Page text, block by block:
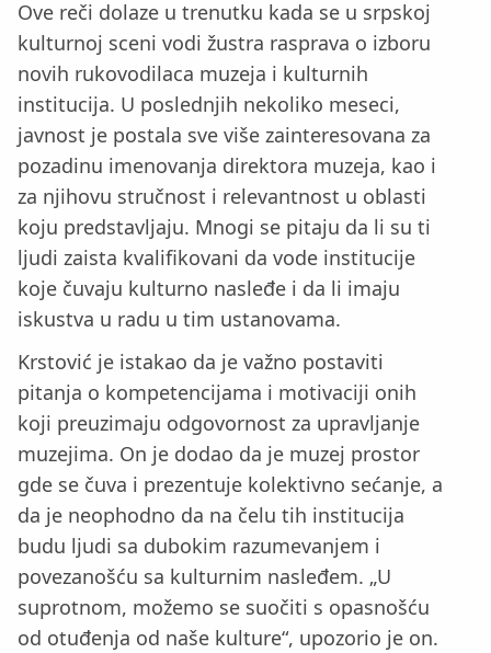
Ove reči dolaze u trenutku kada se u srpskoj
kulturnoj sceni vodi žustra rasprava o izboru
novih rukovodilaca muzeja i kulturnih
institucija. U poslednjih nekoliko meseci,
javnost je postala sve više zainteresovana za
pozadinu imenovanja direktora muzeja, kao i
za njihovu stručnost i relevantnost u oblasti
koju predstavljaju. Mnogi se pitaju da li su ti
ljudi zaista kvalifikovani da vode institucije
koje čuvaju kulturno nasleđe i da li imaju
iskustva u radu u tim ustanovama.
Krstović je istakao da je važno postaviti
pitanja o kompetencijama i motivaciji onih
koji preuzimaju odgovornost za upravljanje
muzejima. On je dodao da je muzej prostor
gde se čuva i prezentuje kolektivno sećanje, a
da je neophodno da na čelu tih institucija
budu ljudi sa dubokim razumevanjem i
povezanošću sa kulturnim nasleđem. „U
suprotnom, možemo se suočiti s opasnošću
od otuđenja od naše kulture“, upozorio je on.